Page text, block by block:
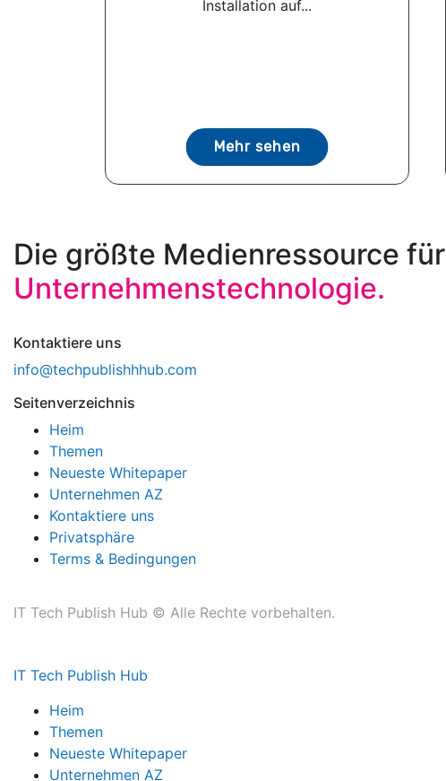
Installation auf...
Mehr sehen
Die größte Medienressource für
Unternehmenstechnologie.
Kontaktiere uns
info@techpublishhhub.com
Seitenverzeichnis
Heim
Themen
Neueste Whitepaper
Unternehmen AZ
Kontaktiere uns
Privatsphäre
Terms & Bedingungen
IT Tech Publish Hub © Alle Rechte vorbehalten.
IT Tech Publish Hub
Heim
Themen
Neueste Whitepaper
Unternehmen AZ